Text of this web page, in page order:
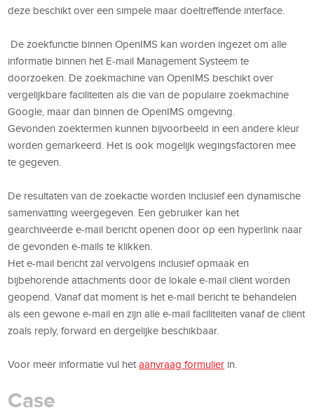
deze beschikt over een simpele maar doeltreffende interface.
De zoekfunctie binnen OpenIMS kan worden ingezet om alle
informatie binnen het E-mail Management Systeem te
doorzoeken. De zoekmachine van OpenIMS beschikt over
vergelijkbare faciliteiten als die van de populaire zoekmachine
Google, maar dan binnen de OpenIMS omgeving.
Gevonden zoektermen kunnen bijvoorbeeld in een andere kleur
worden gemarkeerd. Het is ook mogelijk wegingsfactoren mee
te gegeven.
De resultaten van de zoekactie worden inclusief een dynamische
samenvatting weergegeven. Een gebruiker kan het
gearchiveerde e-mail bericht openen door op een hyperlink naar
de gevonden e-mails te klikken.
Het e-mail bericht zal vervolgens inclusief opmaak en
bijbehorende attachments door de lokale e-mail cliënt worden
geopend. Vanaf dat moment is het e-mail bericht te behandelen
als een gewone e-mail en zijn alle e-mail faciliteiten vanaf de cliënt
zoals reply, forward en dergelijke beschikbaar.
Voor meer informatie vul hetaanvraag formulier in.
Case